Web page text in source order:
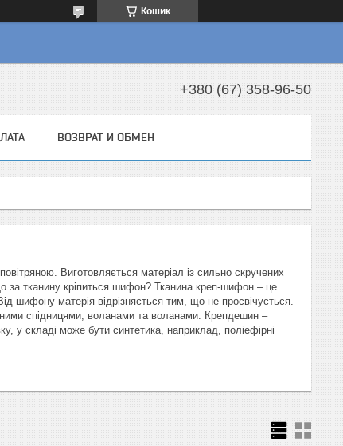
Кошик
+380 (67) 358-96-50
ВОЗВРАТ И ОБМЕН
Виготовляється матеріал із сильно скручених
за тканину кріпиться шифон? Тканина креп-шифон – це
шифону матерія відрізняється тим, що не просвічується.
спідницями, воланами та воланами. Крепдешин –
у складі може бути синтетика, наприклад, поліефірні